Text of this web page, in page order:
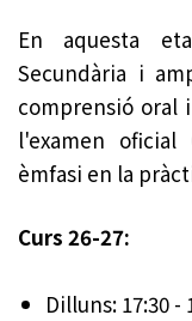
En aquesta
Secundària i
comprensió oral
l'examen oficial
èmfasi en la
Curs 26-27:
Dilluns: 17:30 -